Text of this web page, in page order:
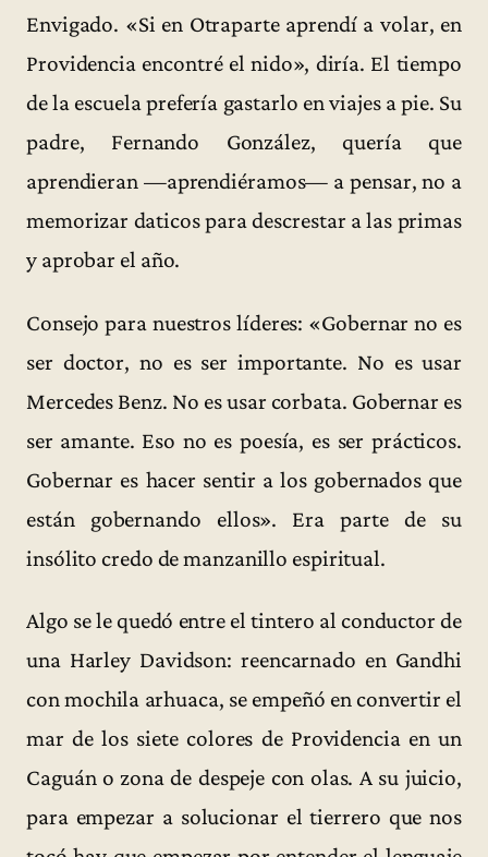
Envigado. «Si en Otraparte aprendí a volar, en
Providencia encontré el nido», diría. El tiempo
de la escuela prefería gastarlo en viajes a pie. Su
padre, Fernando González, quería que
aprendieran —aprendiéramos— a pensar, no a
memorizar daticos para descrestar a las primas
y aprobar el año.
Consejo para nuestros líderes: «Gobernar no es
ser doctor, no es ser importante. No es usar
Mercedes Benz. No es usar corbata. Gobernar es
ser amante. Eso no es poesía, es ser prácticos.
Gobernar es hacer sentir a los gobernados que
están gobernando ellos». Era parte de su
insólito credo de manzanillo espiritual.
Algo se le quedó entre el tintero al conductor de
una Harley Davidson: reencarnado en Gandhi
con mochila arhuaca, se empeñó en convertir el
mar de los siete colores de Providencia en un
Caguán o zona de despeje con olas. A su juicio,
para empezar a solucionar el tierrero que nos